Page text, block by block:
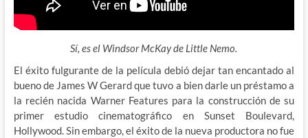
Sí, es el Windsor McKay de Little Nemo.
El éxito fulgurante de la película debió dejar tan encantado al
bueno de James W Gerard que tuvo a bien darle un préstamo a
la recién nacida Warner Features para la construcción de su
primer estudio cinematográfico en Sunset Boulevard,
Hollywood. Sin embargo, el éxito de la nueva productora no fue